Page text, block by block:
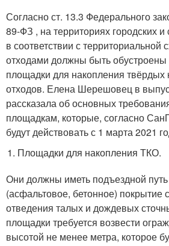
Согласно ст. 13.3 Федерального
89-ФЗ , на территориях городских и
в соответствии с
отходами должны быть
площадки для накопления
отходов. Елена Шерешовец в
рассказала об основных
площадкам, которые, согласно
будут действовать с 1 марта 2021
Площадки для накопления ТКО.
Они должны иметь подъездной
(асфальтовое, бетонное) покрытие
отведения талых и дождевых
площадки требуется возвести
высотой не менее метра, которое